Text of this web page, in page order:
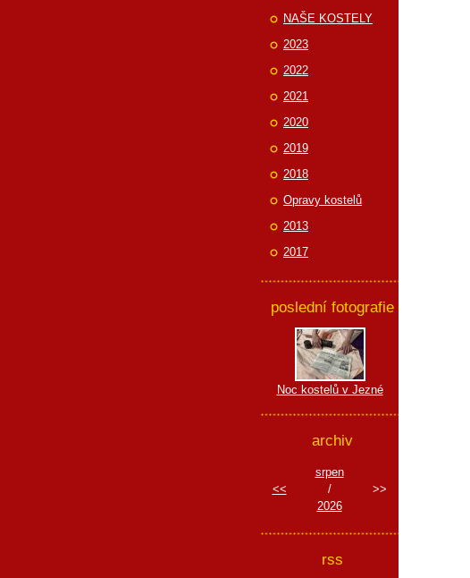
NAŠE KOSTELY
2023
2022
2021
2020
2019
2018
Opravy kostelů
2013
2017
poslední fotografie
Noc kostelů v Jezné
archiv
<<
srpen
/
2026
>>
rss